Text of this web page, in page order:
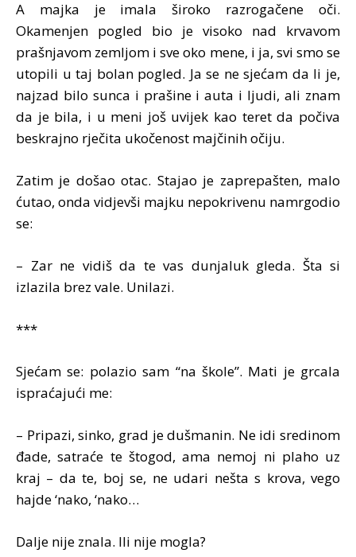
A majka je imala široko razrogačene oči.
Okamenjen pogled bio je visoko nad krvavom
prašnjavom zemljom i sve oko mene, i ja, svi smo se
utopili u taj bolan pogled. Ja se ne sjećam da li je,
najzad bilo sunca i prašine i auta i ljudi, ali znam
da je bila, i u meni još uvijek kao teret da počiva
beskrajno rječita ukočenost majčinih očiju.
Zatim je došao otac. Stajao je zaprepašten, malo
ćutao, onda vidjevši majku nepokrivenu namrgodio
se:
– Zar ne vidiš da te vas dunjaluk gleda. Šta si
izlazila brez vale. Unilazi.
***
Sjećam se: polazio sam “na škole”. Mati je grcala
ispraćajući me:
– Pripazi, sinko, grad je dušmanin. Ne idi sredinom
đade, satraće te štogod, ama nemoj ni plaho uz
kraj – da te, boj se, ne udari nešta s krova, vego
hajde ‘nako, ‘nako…
Dalje nije znala. Ili nije mogla?